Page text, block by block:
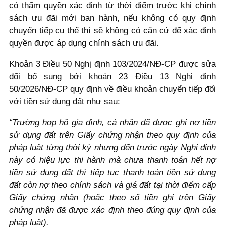
có thẩm quyền xác định từ thời điểm trước khi chính
sách ưu đãi mới ban hành, nếu không có quy định
chuyển tiếp cụ thể thì sẽ không có căn cứ để xác định
quyền được áp dụng chính sách ưu đãi.
Khoản 3 Điều 50 Nghị định 103/2024/NĐ-CP được sửa
đổi bổ sung bởi khoản 23 Điều 13 Nghị định
50/2026/NĐ-CP quy định về điều khoản chuyển tiếp đối
với tiền sử dụng đất như sau:
“Trường hợp hộ gia đình, cá nhân đã được ghi nợ tiền
sử dụng đất trên Giấy chứng nhận theo quy định của
pháp luật từng thời kỳ nhưng đến trước ngày Nghị định
này có hiệu lực thi hành mà chưa thanh toán hết nợ
tiền sử dụng đất thì tiếp tục thanh toán tiền sử dụng
đất còn nợ theo chính sách và giá đất tại thời điểm cấp
Giấy chứng nhận (hoặc theo số tiền ghi trên Giấy
chứng nhận đã được xác định theo đúng quy định của
pháp luật).